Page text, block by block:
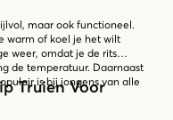
maar ook functioneel.
warm of koel je het wilt
weer, omdat je de rits
de temperatuur. Daarnaast
is bij jongens van alle
Truien Voor